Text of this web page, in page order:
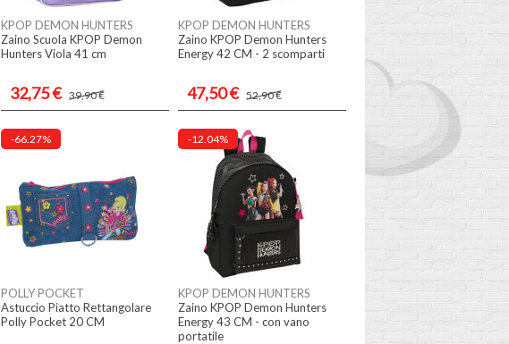
KPOP DEMON HUNTERS
Zaino Scuola KPOP Demon
Hunters Viola 41 cm
32,75 € 39,90 €
KPOP DEMON HUNTERS
Zaino KPOP Demon Hunters
Energy 42 CM - 2 scomparti
47,50 € 52,90 €
-66.27%
POLLY POCKET
Astuccio Piatto Rettangolare
Polly Pocket 20 CM
-12.04%
KPOP DEMON HUNTERS
Zaino KPOP Demon Hunters
Energy 43 CM - con vano
portatile